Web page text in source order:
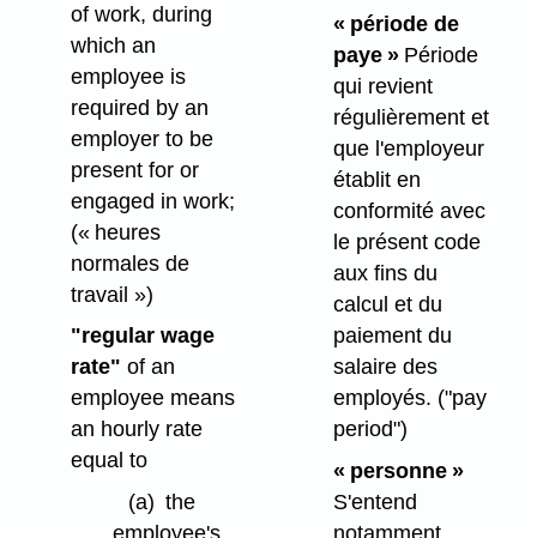
of work, during
which an
employee is
required by an
employer to be
present for or
engaged in work;
(« heures
normales de
travail »)
"regular wage
rate" of an
employee means
an hourly rate
equal to
(a) the
« période de
paye »Période
qui revient
régulièrement et
que l'employeur
établit en
conformité avec
le présent code
aux fins du
calcul et du
paiement du
salaire des
employés. ("pay
period")
« personne »
S'entend
notamment